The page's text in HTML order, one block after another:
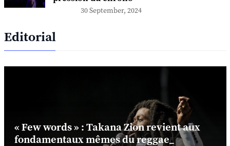
30 September, 2024
Editorial
« Few words » : Takana Zion revient aux
fondamentaux mêmes du reggae_